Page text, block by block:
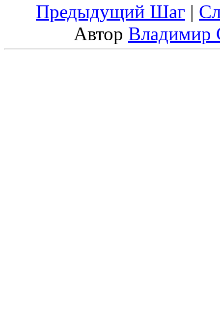
Предыдущий Шаг |
Автор Владимир